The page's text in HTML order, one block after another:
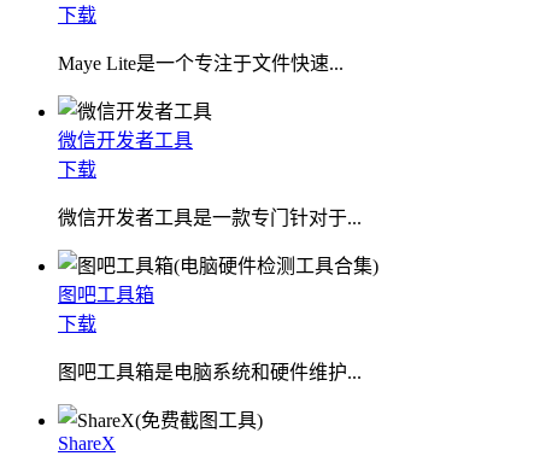
下载
​Maye Lite是一个专注于文件快速...
微信开发者工具
下载
微信开发者工具是一款专门针对于...
图吧工具箱
下载
图吧工具箱是电脑系统和硬件维护...
ShareX